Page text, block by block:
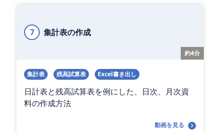
7 集計表の作成
約4分
集計表 残高試算表 Excel書き出し
日計表と残高試算表を例にした、日次、月次資
料の作成方法
動画を見る